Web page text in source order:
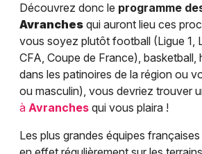
Découvrez donc le programme
Avranches qui auront lieu ces
vous soyez plutôt football (Ligue 1,
CFA, Coupe de France), basketball,
dans les patinoires de la région ou
ou masculin), vous devriez trouver
à Avranches qui vous plaira !
Les plus grandes équipes